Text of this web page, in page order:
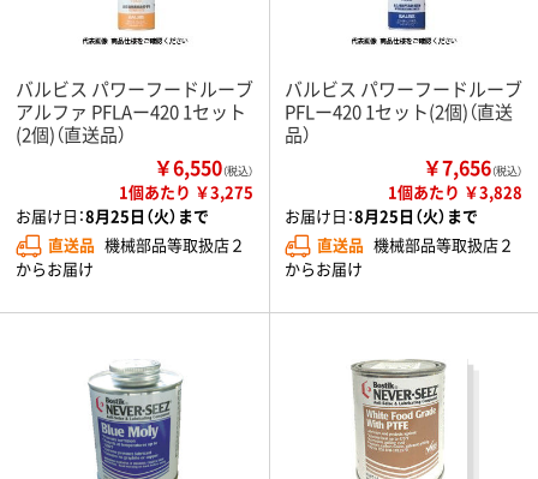
バルビス パワーフードルーブ
アルファ PFLAー420 1セット
(2個)（直送品）
￥6,550（税込）
1個あたり ￥3,275
お届け日：8月25日（火）まで
直送品 機械部品等取扱店２
からお届け
バルビス パワーフードルーブ
PFLー420 1セット(2個)（直送
品）
￥7,656（税込）
1個あたり ￥3,828
お届け日：8月25日（火）まで
直送品 機械部品等取扱店２
からお届け